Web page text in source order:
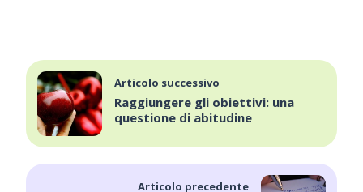
Articolo successivo
Raggiungere gli obiettivi: una
questione di abitudine
Articolo precedente